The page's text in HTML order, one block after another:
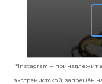
*Instagram — принадлежит
экстремистской, запрещён